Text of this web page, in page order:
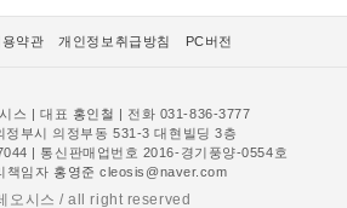
용약관 개인정보취급방침 PC버전
스 | 대표 홍인철 | 전화 031-836-3777
정부시 의정부동 531-3 대현빌딩 3층
| 통신판매업번호 2016-경기풍양-0554호
책임자 홍영준 cleosis@naver.com
오시스 / all right reserved